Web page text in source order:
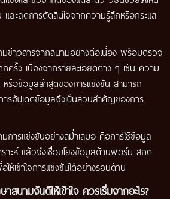
และลดการตัดสินใจจากความรู้สึกหรือกระแส
ข่าวสารจากสนามอย่างต่อเนื่อง พร้อมตรวจ
รั้ง เนื่องจากรายละเอียดต่าง ๆ เช่น ความ
อข้อมูลล่าสุดของการแข่งขัน สามารถ
ารอัปเดตข้อมูลจึงเป็นส่วนสำคัญของการ
ารแข่งขันอย่างสม่ำเสมอ คือการใช้ข้อมูล
าะห์ แล้วจึงเชื่อมโยงข้อมูลด้านฟอร์ม สถิติ
ให้เข้าใจการแข่งขันได้อย่างรอบด้าน
นามจันดีให้เข้าใจ ควรเริ่มจากอะไร?